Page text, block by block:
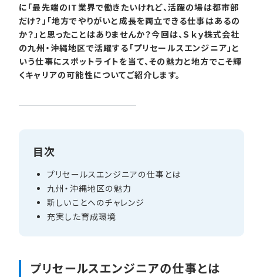
に「最先端のIT業界で働きたいけれど、活躍の場は都市部
だけ？」「地方でやりがいと成長を両立できる仕事はあるの
か？」と思ったことはありませんか？今回は、Ｓｋｙ株式会社
の九州・沖縄地区で活躍する「プリセールスエンジニア」と
いう仕事にスポットライトを当て、その魅力と地方でこそ輝
くキャリアの可能性についてご紹介します。
目次
プリセールスエンジニアの​仕事とは
九州・沖縄地区の​魅力
新しい​ことへの​チャレンジ
充実した​育成環境
プリセールスエンジニアの​仕事とは